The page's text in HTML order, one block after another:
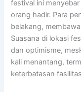
festival ini
orang hadir. Para
belakang,
Suasana di lokasi
dan optimisme,
kali menantang,
keterbatasan